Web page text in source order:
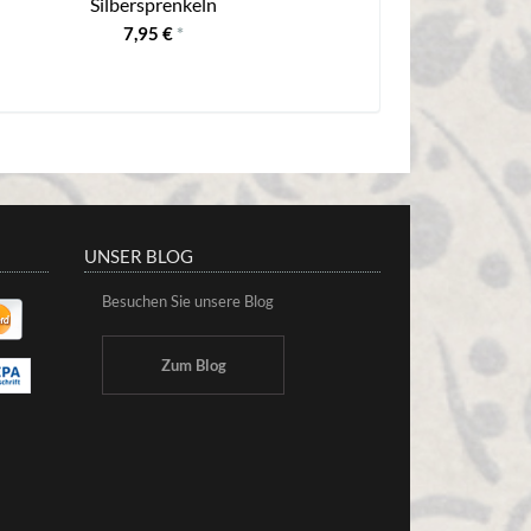
7,95 € *
UNSER BLOG
Besuchen Sie unsere Blog
Zum Blog